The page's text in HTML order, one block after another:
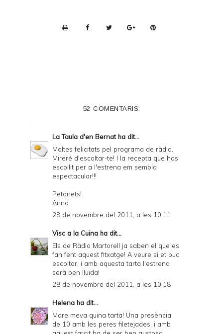
i
e
n
l
y
a
n
F
52 COMENTARIS:
La Taula d'en Bernatha dit...
Moltes felicitats pel programa de ràdio.
Mireré d'escoltar-te! I la recepta que has
escollit per a l'estrena em sembla
espectacular!!!
Petonets!
Anna
28 de novembre del 2011, a les 10:11
Visc a la Cuina ha dit...
Els de Ràdio Martorell ja saben el que es
fan fent aquest fitxatge! A veure si et puc
escoltar, i amb aquesta tarta l'estrena
serà ben lluïda!
28 de novembre del 2011, a les 10:18
Helena ha dit...
Mare meva quina tarta! Una presència
de 10 amb les peres filetejades, i amb